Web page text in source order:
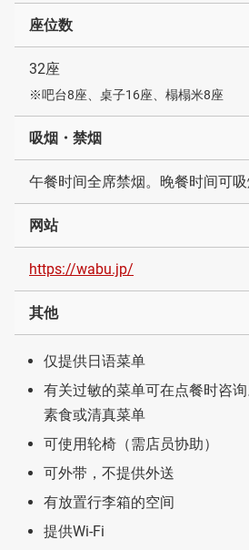
座位数
32座
※吧台8座、桌子16座、榻榻米8座
吸烟・禁烟
午餐时间全席禁烟。晚餐时间可
网站
https://wabu.jp/
其他
仅提供日语菜单
有关过敏的菜单可在点餐时咨
素食或清真菜单
可使用轮椅（需店员协助）
可外带，不提供外送
有放置行李箱的空间
提供Wi-Fi